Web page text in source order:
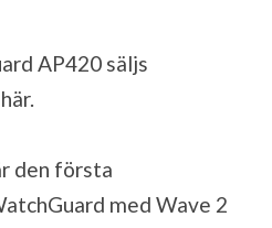
AP420 säljs
här.
den första
med Wave 2